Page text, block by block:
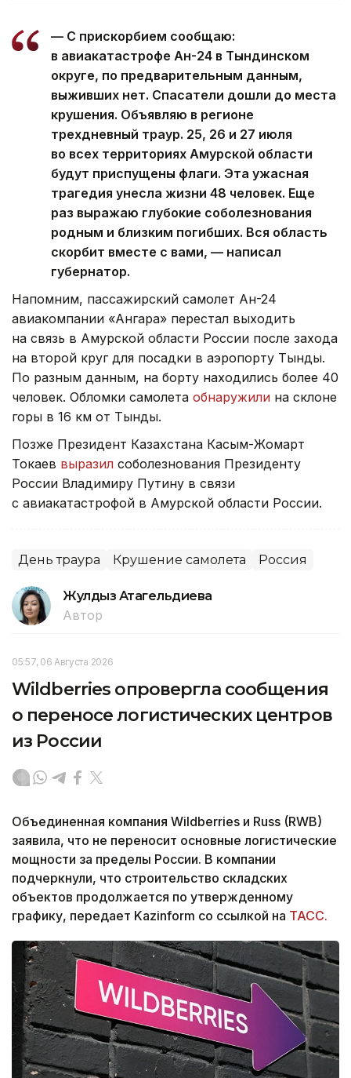
— С прискорбием сообщаю:
в авиакатастрофе Ан-24 в Тындинском
округе, по предварительным данным,
выживших нет. Спасатели дошли до места
крушения. Объявляю в регионе
трехдневный траур. 25, 26 и 27 июля
во всех территориях Амурской области
будут приспущены флаги. Эта ужасная
трагедия унесла жизни 48 человек. Еще
раз выражаю глубокие соболезнования
родным и близким погибших. Вся область
скорбит вместе с вами, — написал
губернатор.
Напомним, пассажирский самолет Ан-24
авиакомпании «Ангара» перестал выходить
на связь в Амурской области России после захода
на второй круг для посадки в аэропорту Тынды.
По разным данным, на борту находились более 40
человек. Обломки самолета обнаружили на склоне
горы в 16 км от Тынды.
Позже Президент Казахстана Касым-Жомарт
Токаев выразил соболезнования Президенту
России Владимиру Путину в связи
с авиакатастрофой в Амурской области России.
День траура Крушение самолета Россия
Жулдыз Атагельдиева
Автор
05:57, 06 Августа 2026
Wildberries опровергла сообщения
о переносе логистических центров
из России
Объединенная компания Wildberries и Russ (RWB)
заявила, что не переносит основные логистические
мощности за пределы России. В компании
подчеркнули, что строительство складских
объектов продолжается по утвержденному
графику, передает Kazinform со ссылкой на ТАСС.